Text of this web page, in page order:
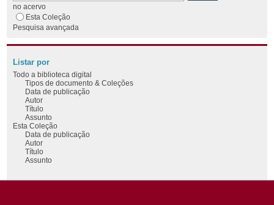
no acervo
Esta Coleção
Pesquisa avançada
Listar por
Todo a biblioteca digital
Tipos de documento & Coleções
Data de publicação
Autor
Título
Assunto
Esta Coleção
Data de publicação
Autor
Título
Assunto